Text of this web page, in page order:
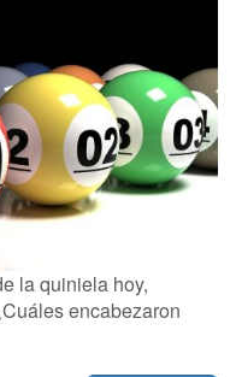
la quiniela hoy,
encabezaron